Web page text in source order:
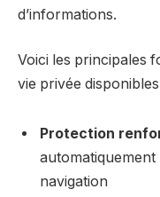
d’informations.
Voici les principales
vie privée
Protection
navigation